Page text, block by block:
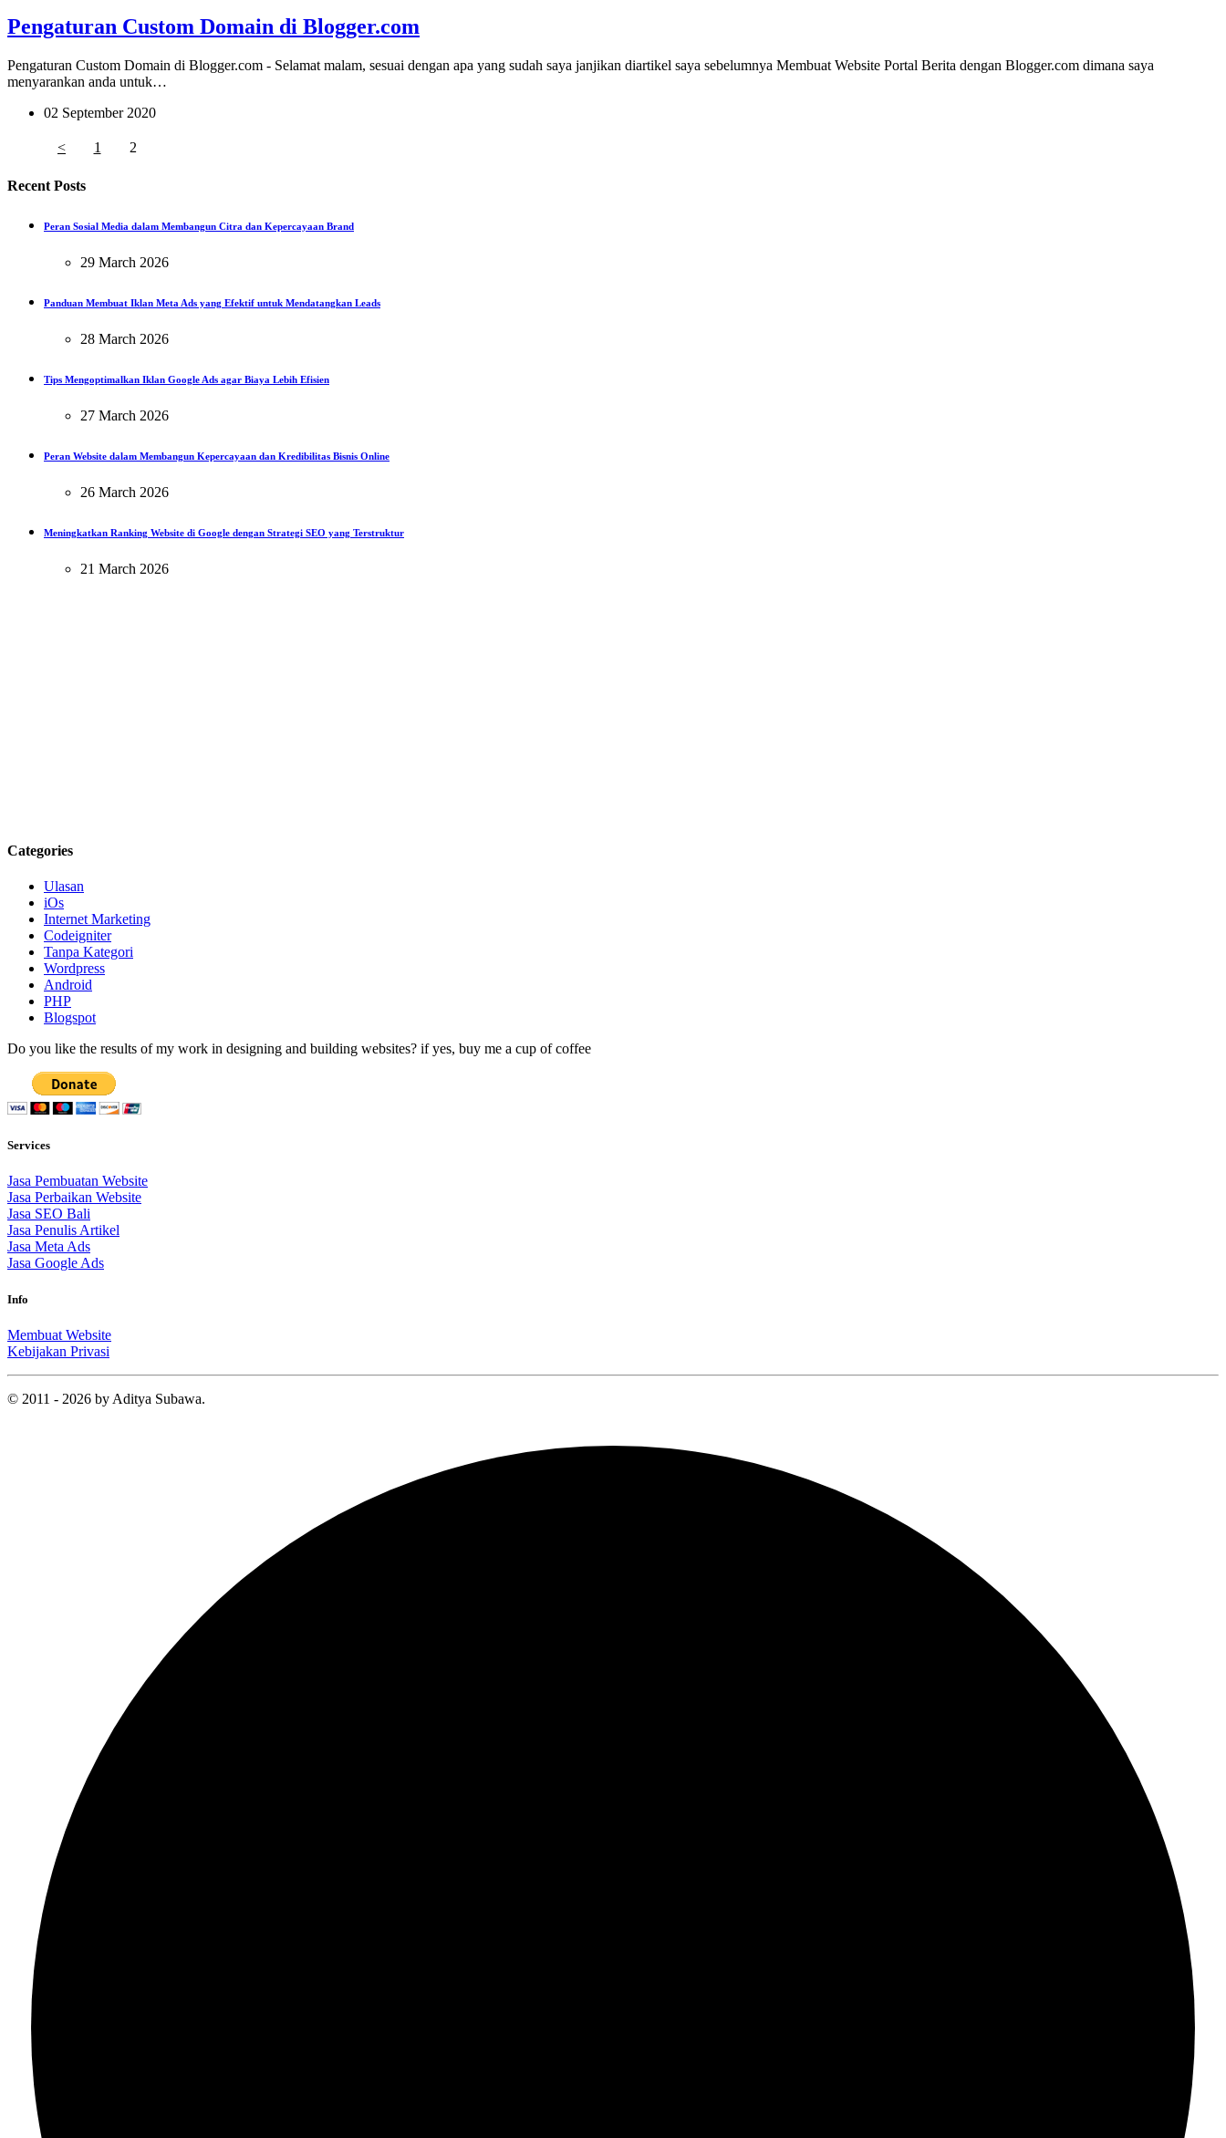
Pengaturan Custom Domain di Blogger.com
Pengaturan Custom Domain di Blogger.com - Selamat malam, sesuai dengan apa yang sudah saya janjikan diartikel saya sebelumnya Membuat Website Portal Berita dengan Blogger.com dimana saya
menyarankan anda untuk…
02 September 2020
< 1 2
Recent Posts
Peran Sosial Media dalam Membangun Citra dan Kepercayaan Brand
29 March 2026
Panduan Membuat Iklan Meta Ads yang Efektif untuk Mendatangkan Leads
28 March 2026
Tips Mengoptimalkan Iklan Google Ads agar Biaya Lebih Efisien
27 March 2026
Peran Website dalam Membangun Kepercayaan dan Kredibilitas Bisnis Online
26 March 2026
Meningkatkan Ranking Website di Google dengan Strategi SEO yang Terstruktur
21 March 2026
Categories
Ulasan
iOs
Internet Marketing
Codeigniter
Tanpa Kategori
Wordpress
Android
PHP
Blogspot
Do you like the results of my work in designing and building websites? if yes, buy me a cup of coffee
Services
Jasa Pembuatan Website
Jasa Perbaikan Website
Jasa SEO Bali
Jasa Penulis Artikel
Jasa Meta Ads
Jasa Google Ads
Info
Membuat Website
Kebijakan Privasi
© 2011 - 2026 by Aditya Subawa.